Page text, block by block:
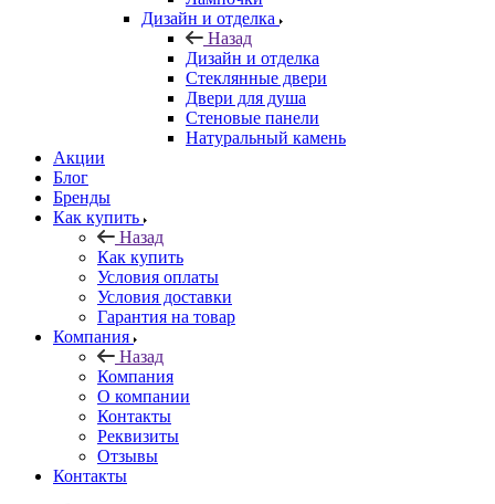
Дизайн и отделка
Назад
Дизайн и отделка
Стеклянные двери
Двери для душа
Стеновые панели
Натуральный камень
Акции
Блог
Бренды
Как купить
Назад
Как купить
Условия оплаты
Условия доставки
Гарантия на товар
Компания
Назад
Компания
О компании
Контакты
Реквизиты
Отзывы
Контакты